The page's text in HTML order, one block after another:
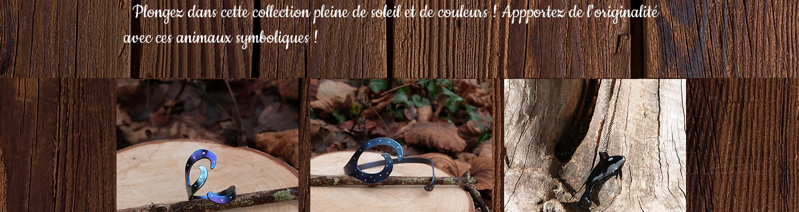
Plongez dans cette collection pleine de soleil et de couleurs ! Appportez de l'originalité
avec ces animaux symboliques !